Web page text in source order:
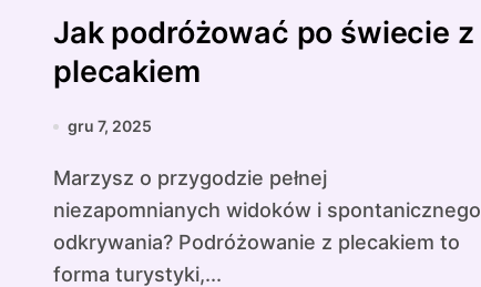
Jak podróżować po świecie z
plecakiem
gru 7, 2025
Marzysz o przygodzie pełnej
niezapomnianych widoków i spontanicznego
odkrywania? Podróżowanie z plecakiem to
forma turystyki,...